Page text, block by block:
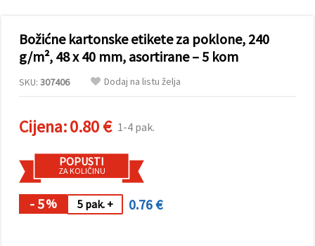
Možete
pristati na
korištenje
kolačića
klikom na
sve!" Ili
naznačiti
preferencije
Postavkama
odabirom
određene
Božićne kartonske etikete za poklone, 240
g/m², 48 x 40 mm, asortirane – 5 kom
SKU: 307406 Dodaj na listu želja
Cijena:0.80 € 1-4 pak.
POPUSTI
ZA KOLIČINU
- 5% 5 pak. + 0.76 €